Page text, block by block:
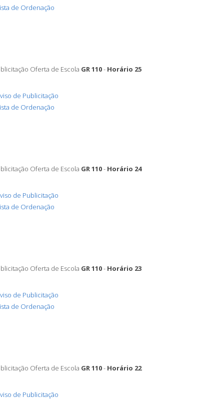
de Ordenação
Oferta de Escola GR 110- Horário 25
de Publicitação
de Ordenação
Oferta de Escola GR 110- Horário 24
de Publicitação
de Ordenação
Oferta de Escola GR 110- Horário 23
de Publicitação
de Ordenação
Oferta de Escola GR 110- Horário 22
de Publicitação